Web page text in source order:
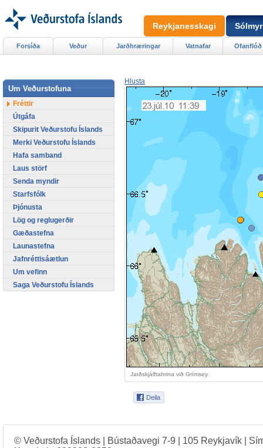
Hlusta
Jarðskjálftahrina við Grímsey.
Forsíða Veður Jarðhræringar Vatnafar Ofanflóð
Um Veðurstofuna
Fréttir
Útgáfa
Skipurit Veðurstofu Íslands
Merki Veðurstofu Íslands
Hafa samband
Laus störf
Senda myndir
Starfsfólk
Þjónusta
Lög og reglugerðir
Gæðastefna
Launastefna
Jafnréttisáætlun
Um vefinn
Saga Veðurstofu Íslands
Reykjanesskagi
© Veðurstofa Íslands | Bústaðavegi 7-9 | 105 Reykjavík |